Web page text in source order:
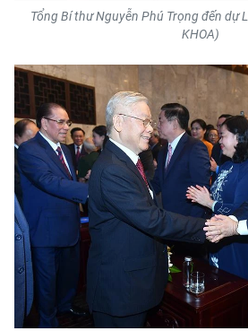
TIN MỚI
TIN ĐỊA PHƯƠNG
Trung du và miền núi phía Bắc
Đồng bằng sông Hồng
Bắc Trung Bộ
Duyên hải Nam Trung Bộ và
Nguyên
Đông Nam Bộ
Đồng bằng sông Cửu Long
Tổng Bí thư Nguyễn Phú Trọng đến dự
KHOA)